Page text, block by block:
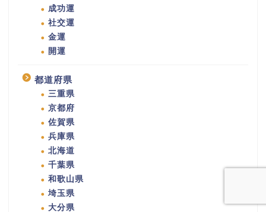
成功運
社交運
金運
開運
都道府県
三重県
京都府
佐賀県
兵庫県
北海道
千葉県
和歌山県
埼玉県
大分県